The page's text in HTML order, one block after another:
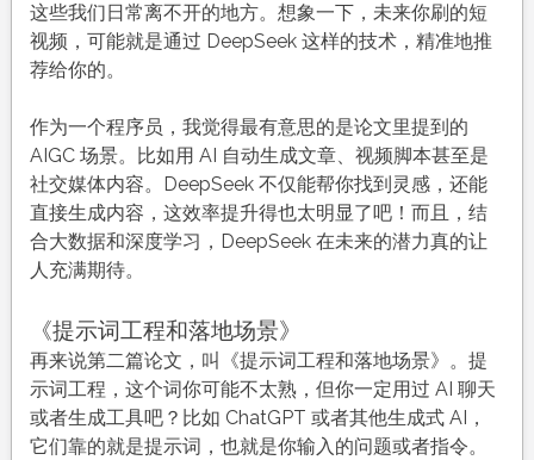
这些我们日常离不开的地方。想象一下，未来你刷的短
视频，可能就是通过 DeepSeek 这样的技术，精准地推
荐给你的。
作为一个程序员，我觉得最有意思的是论文里提到的
AIGC 场景。比如用 AI 自动生成文章、视频脚本甚至是
社交媒体内容。DeepSeek 不仅能帮你找到灵感，还能
直接生成内容，这效率提升得也太明显了吧！而且，结
合大数据和深度学习，DeepSeek 在未来的潜力真的让
人充满期待。
《提示词工程和落地场景》
再来说第二篇论文，叫《提示词工程和落地场景》。提
示词工程，这个词你可能不太熟，但你一定用过 AI 聊天
或者生成工具吧？比如 ChatGPT 或者其他生成式 AI，
它们靠的就是提示词，也就是你输入的问题或者指令。